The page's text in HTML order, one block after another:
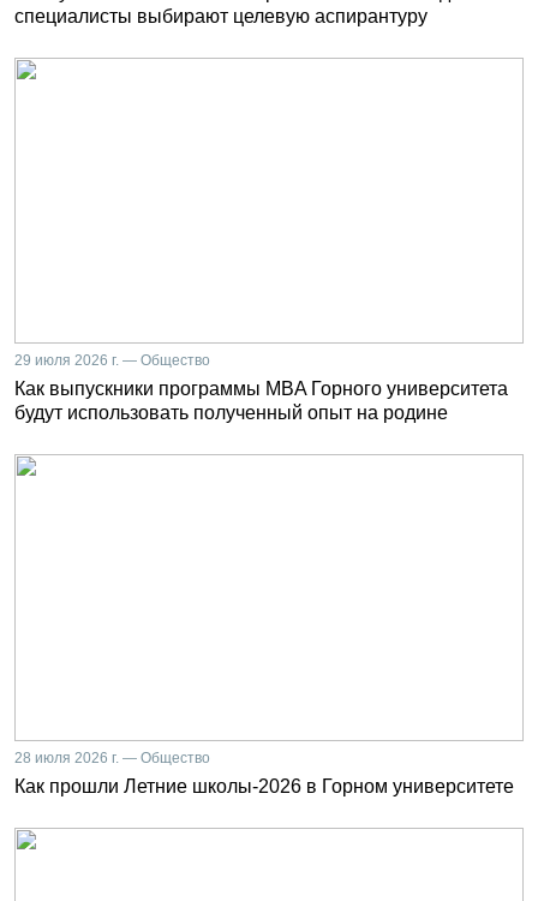
специалисты выбирают целевую аспирантуру
29 июля 2026 г. — Общество
Как выпускники программы MBA Горного университета
будут использовать полученный опыт на родине
28 июля 2026 г. — Общество
Как прошли Летние школы-2026 в Горном университете